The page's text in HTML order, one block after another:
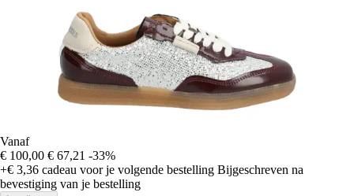
Vanaf
€ 100,00 € 67,21 -33%
+€ 3,36 cadeau voor je volgende bestelling Bijgeschreven na
bevestiging van je bestelling